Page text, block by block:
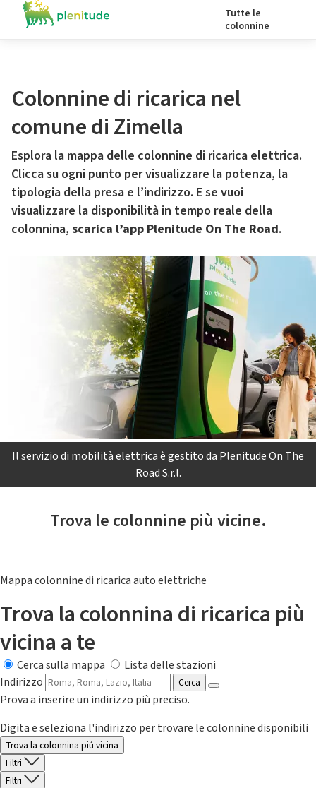
Tutte le
colonnine
Colonnine di ricarica nel
comune di Zimella
Esplora la mappa delle colonnine di ricarica elettrica.
Clicca su ogni punto per visualizzare la potenza, la
tipologia della presa e l’indirizzo. E se vuoi
visualizzare la disponibilità in tempo reale della
colonnina, scarica l’app Plenitude On The Road.
Il servizio di mobilità elettrica è gestito da Plenitude On The
Road S.r.l.
Trova le colonnine più vicine.
Mappa colonnine di ricarica auto elettriche
Trova la colonnina di ricarica più
vicina a te
Cerca sulla mappa
Lista delle stazioni
Indirizzo
Cerca
Prova a inserire un indirizzo più preciso.
Digita e seleziona l'indirizzo per trovare le colonnine disponibili
Trova la colonnina piú vicina
Filtri
Filtri